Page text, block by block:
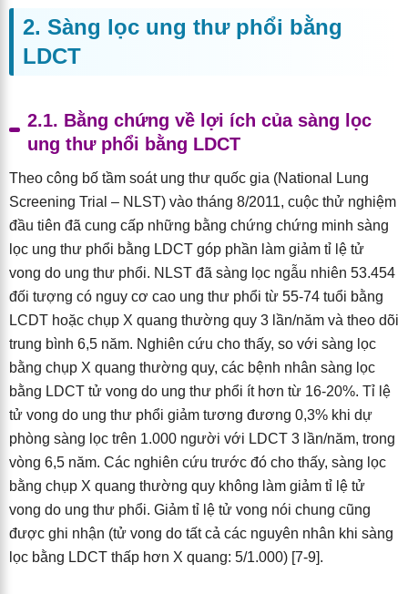
2. Sàng lọc ung thư phổi bằng
LDCT
2.1. Bằng chứng về lợi ích của sàng lọc
ung thư phổi bằng LDCT
Theo công bố tầm soát ung thư quốc gia (National Lung
Screening Trial – NLST) vào tháng 8/2011, cuộc thử nghiệm
đầu tiên đã cung cấp những bằng chứng chứng minh sàng
lọc ung thư phổi bằng LDCT góp phần làm giảm tỉ lệ tử
vong do ung thư phổi. NLST đã sàng lọc ngẫu nhiên 53.454
đối tượng có nguy cơ cao ung thư phổi từ 55-74 tuổi bằng
LCDT hoặc chụp X quang thường quy 3 lần/năm và theo dõi
trung bình 6,5 năm. Nghiên cứu cho thấy, so với sàng lọc
bằng chụp X quang thường quy, các bệnh nhân sàng lọc
bằng LDCT tử vong do ung thư phổi ít hơn từ 16-20%. Tỉ lệ
tử vong do ung thư phổi giảm tương đương 0,3% khi dự
phòng sàng lọc trên 1.000 người với LDCT 3 lần/năm, trong
vòng 6,5 năm. Các nghiên cứu trước đó cho thấy, sàng lọc
bằng chụp X quang thường quy không làm giảm tỉ lệ tử
vong do ung thư phổi. Giảm tỉ lệ tử vong nói chung cũng
được ghi nhận (tử vong do tất cả các nguyên nhân khi sàng
lọc bằng LDCT thấp hơn X quang: 5/1.000) [7-9].